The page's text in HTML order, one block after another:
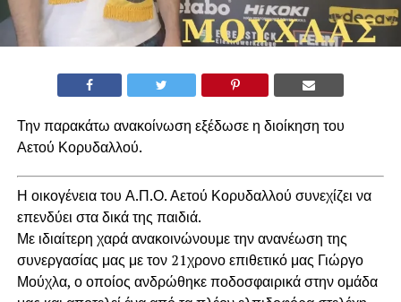
Την παρακάτω ανακοίνωση εξέδωσε η διοίκηση του
Αετού Κορυδαλλού.
Η οικογένεια του Α.Π.Ο. Αετού Κορυδαλλού συνεχίζει να
επενδύει στα δικά της παιδιά.
Με ιδιαίτερη χαρά ανακοινώνουμε την ανανέωση της
συνεργασίας μας με τον 21χρονο επιθετικό μας Γιώργο
Μούχλα, ο οποίος ανδρώθηκε ποδοσφαιρικά στην ομάδα